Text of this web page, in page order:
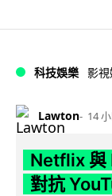
科技娛樂 影
Lawton 14
Netflix 與
對抗